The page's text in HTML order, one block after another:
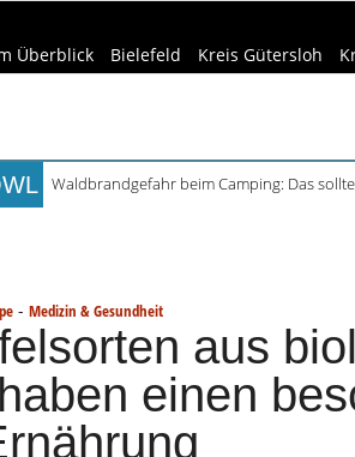
Überblick Bielefeld Kreis Gütersloh
Waldbrandgefahr beim Camping: Das
- Medizin & Gesundheit
aus
einen